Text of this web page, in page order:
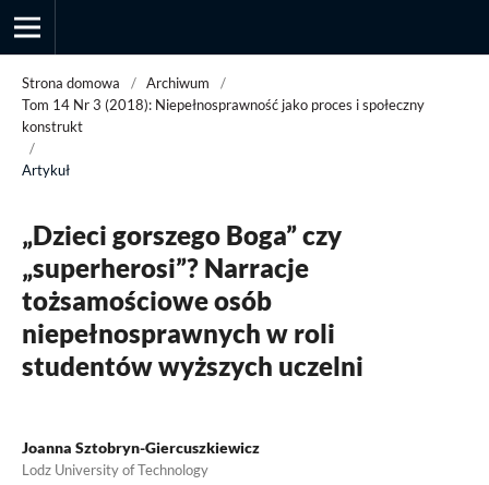
Strona domowa / Archiwum
/
Tom 14 Nr 3 (2018): Niepełnosprawność jako proces i społeczny
konstrukt
/
Artykuł
„Dzieci gorszego Boga” czy
„superherosi”? Narracje
tożsamościowe osób
niepełnosprawnych w roli
studentów wyższych uczelni
Joanna Sztobryn-Giercuszkiewicz
Lodz University of Technology